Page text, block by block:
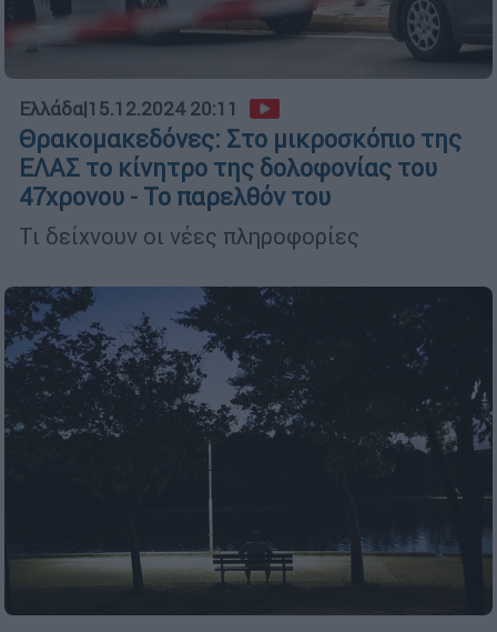
Ελλάδα|15.12.2024 20:11
Θρακομακεδόνες: Στο μικροσκόπιο της
ΕΛΑΣ το κίνητρο της δολοφονίας του
47χρονου - Το παρελθόν του
Τι δείχνουν οι νέες πληροφορίες